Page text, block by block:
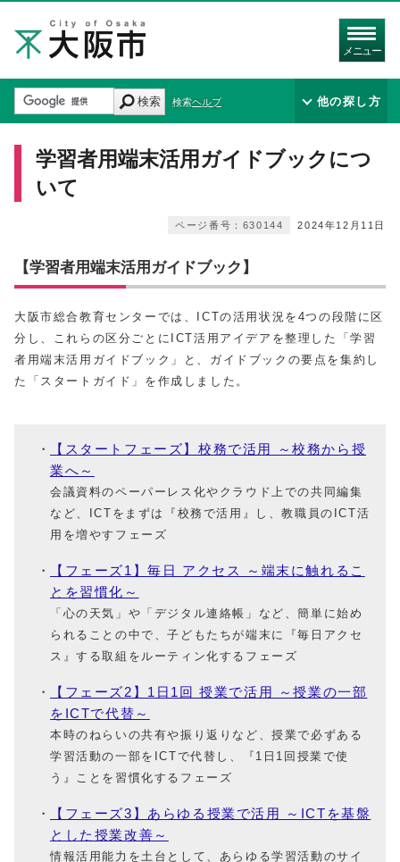
メニュー
検索 検索ヘルプ 他の探し方
学習者用端末活用ガイドブックにつ
いて
2024年12月11日
ページ番号：630144
【学習者用端末活用ガイドブック】
大阪市総合教育センターでは、ICTの活用状況を4つの段階に区
分し、これらの区分ごとにICT活用アイデアを整理した「学習
者用端末活用ガイドブック」と、ガイドブックの要点を集約し
た「スタートガイド」を作成しました。
【スタートフェーズ】校務で活用 ～校務から授
業へ～
会議資料のペーパーレス化やクラウド上での共同編集
など、ICTをまずは『校務で活用』し、教職員のICT活
用を増やすフェーズ
【フェーズ1】毎日 アクセス ～端末に触れるこ
とを習慣化～
「心の天気」や「デジタル連絡帳」など、簡単に始め
られることの中で、子どもたちが端末に『毎日アクセ
ス』する取組をルーティン化するフェーズ
【フェーズ2】1日1回 授業で活用 ～授業の一部
をICTで代替～
本時のねらいの共有や振り返りなど、授業で必ずある
学習活動の一部をICTで代替し、『1日1回授業で使
う』ことを習慣化するフェーズ
【フェーズ3】あらゆる授業で活用 ～ICTを基盤
とした授業改善～
情報活用能力を土台として、あらゆる学習活動のサイ